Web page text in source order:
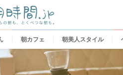
朝カフェ 朝美人スタイル